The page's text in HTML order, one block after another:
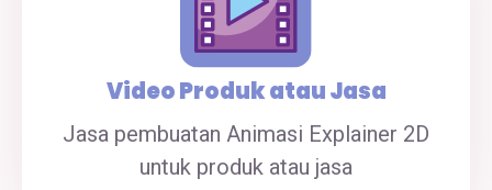
Video Produk atau Jasa
Jasa pembuatan Animasi Explainer 2D
untuk produk atau jasa